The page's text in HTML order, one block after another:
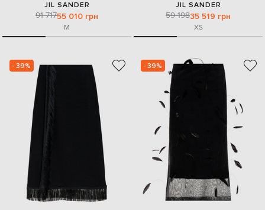
JIL SANDER
91 71755 010 грн
M
JIL SANDER
59 19835 519 грн
XS
- 39% - 39%